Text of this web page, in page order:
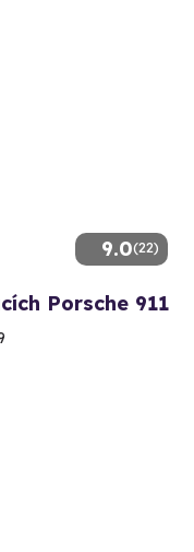
9.0(22)
Porsche 911